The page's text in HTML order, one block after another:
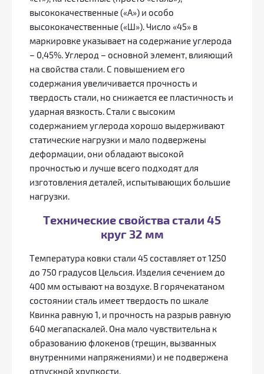
высококачественные («А») и особо
высококачественные («Ш»). Число «45» в
маркировке указывает на содержание углерода
– 0,45%. Углерод – основной элемент, влияющий
на свойства стали. С повышением его
содержания увеличивается прочность и
твердость стали, но снижается ее пластичность и
ударная вязкость. Стали с высоким
содержанием углерода хорошо выдерживают
статические нагрузки и мало подвержены
деформации, они обладают высокой
прочностью и лучше всего подходят для
изготовления деталей, испытывающих большие
нагрузки.
Технические свойства стали 45
круг 32 мм
Температура ковки стали 45 составляет от 1250
до 750 градусов Цельсия. Изделия сечением до
400 мм остывают на воздухе. В горячекатаном
состоянии сталь имеет твердость по шкале
Квинка равную 1, и прочность на разрыв равную
640 мегапаскалей. Она мало чувствительна к
образованию флокенов (трещин, вызванных
внутренними напряжениями) и не подвержена
отпускной хрупкости.